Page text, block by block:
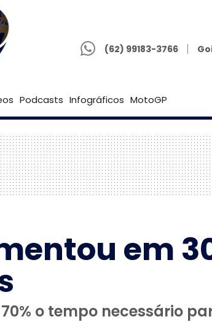
(62) 99183-3766
Goiânia 24º
Podcasts Infográficos MotoGP
em
o tempo necessário